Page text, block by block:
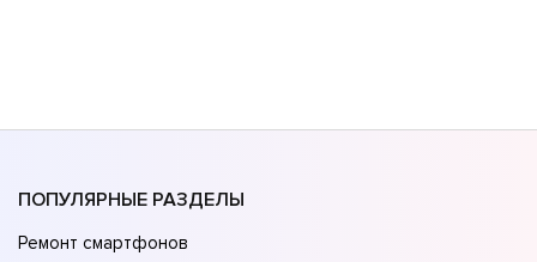
ПОПУЛЯРНЫЕ РАЗДЕЛЫ
Ремонт смартфонов